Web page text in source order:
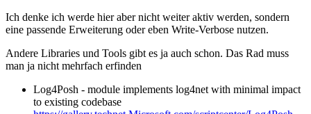
Ich denke ich werde hier aber nicht weiter aktiv werden, sondern
eine passende Erweiterung oder eben Write-Verbose nutzen.
Andere Libraries und Tools gibt es ja auch schon. Das Rad muss
man ja nicht mehrfach erfinden
Log4Posh - module implements log4net with minimal impact
to existing codebase